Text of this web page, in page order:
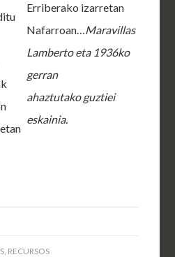
Erriberako izarretan
Nafarroan…Maravillas
Lamberto eta 1936ko
gerran
ahaztutako guztiei
eskainia.
, RECURSOS